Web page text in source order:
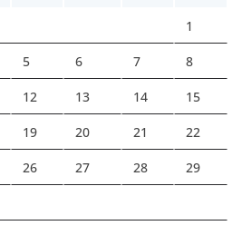
1
5 6 7 8
12 13 14 15
19 20 21 22
26 27 28 29